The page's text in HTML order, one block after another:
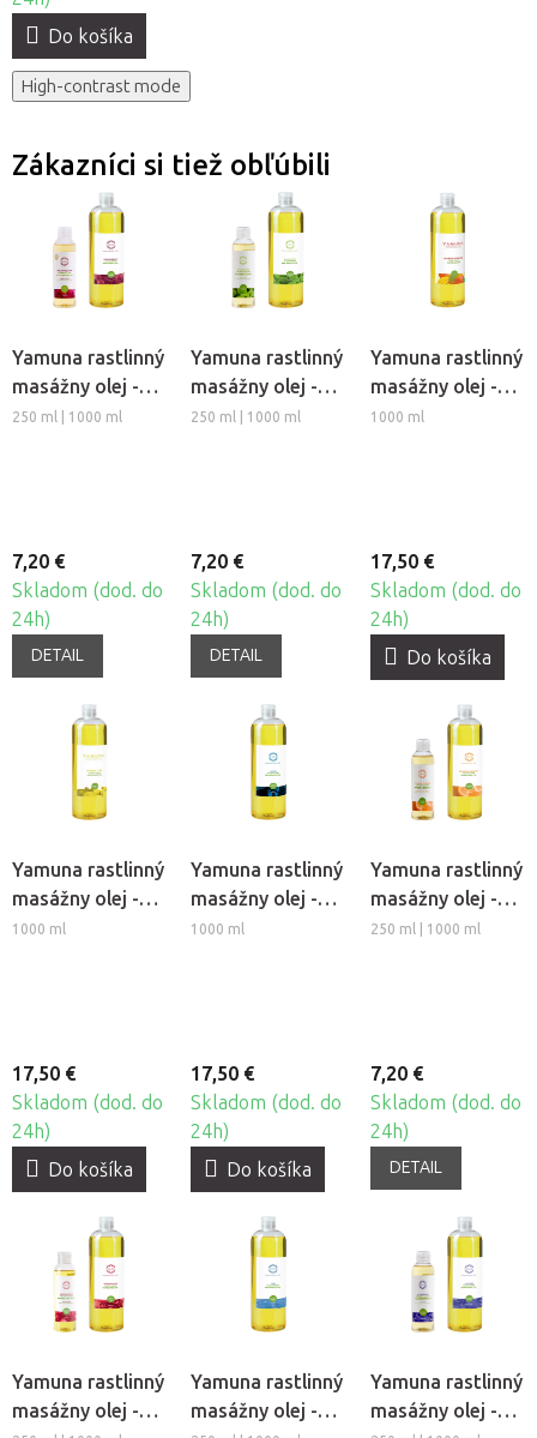
Do košíka
High-contrast mode
Zákazníci si tiež obľúbili
Yamuna rastlinný
masážny olej -
Hrozno
250 ml | 1000 ml
7,20 €
Skladom (dod. do
24h)
DETAIL
Yamuna rastlinný
masážny olej -
Medovka
250 ml | 1000 ml
7,20 €
Skladom (dod. do
24h)
DETAIL
Yamuna rastlinný
masážny olej -
Mango
1000 ml
17,50 €
Skladom (dod. do
24h)
Do košíka
Yamuna rastlinný
masážny olej -
Zázvor-Limetka
1000 ml
17,50 €
Skladom (dod. do
24h)
Do košíka
Yamuna rastlinný
masážny olej -
ForHim
1000 ml
17,50 €
Skladom (dod. do
24h)
Do košíka
Yamuna rastlinný
masážny olej -
Pomaranč-
250 ml | 1000 ml
7,20 €
Skladom (dod. do
24h)
DETAIL
Yamuna rastlinný
masážny olej -
Yamuna rastlinný
masážny olej -
Yamuna rastlinný
masážny olej -